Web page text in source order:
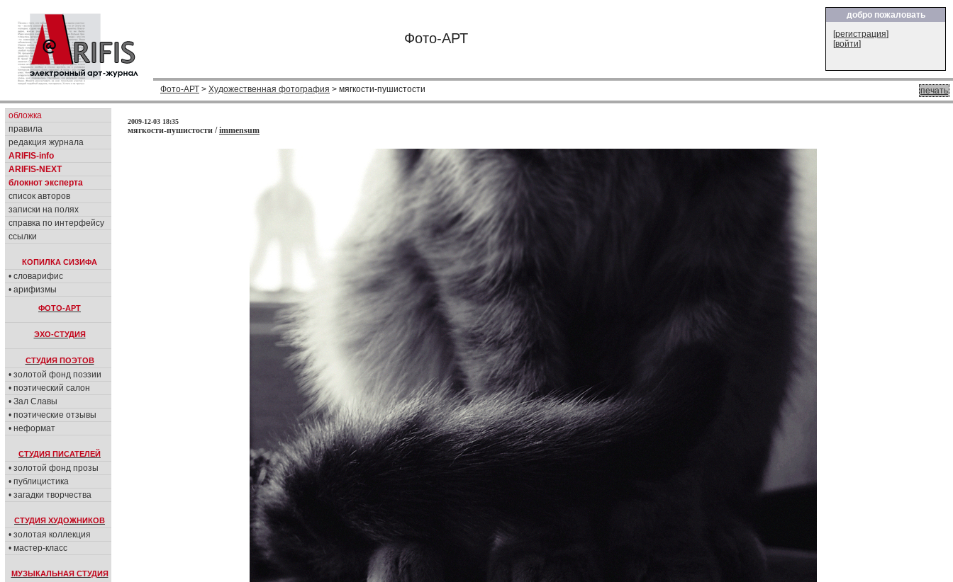
Фото-АРТ
добро пожаловать
[регистрация]
[войти]
печать
Фото-АРТ > Художественная фотография > мягкости-пушистости
обложка
правила
редакция журнала
ARIFIS-info
ARIFIS-NEXT
блокнот эксперта
список авторов
записки на полях
справка по интерфейсу
ссылки
КОПИЛКА СИЗИФА
• словарифис
• арифизмы
ФОТО-АРТ
ЭХО-СТУДИЯ
СТУДИЯ ПОЭТОВ
• золотой фонд поэзии
• поэтический салон
• Зал Славы
• поэтические отзывы
• неформат
СТУДИЯ ПИСАТЕЛЕЙ
• золотой фонд прозы
• публицистика
• загадки творчества
СТУДИЯ ХУДОЖНИКОВ
• золотая коллекция
• мастер-класс
МУЗЫКАЛЬНАЯ СТУДИЯ
2009-12-03 18:35
мягкости-пушистости /immensum